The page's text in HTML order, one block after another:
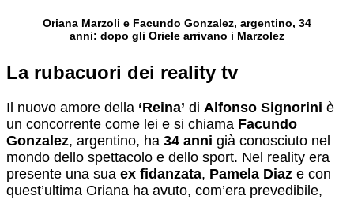
Oriana Marzoli e Facundo Gonzalez, argentino, 34
anni: dopo gli Oriele arrivano i Marzolez
La rubacuori dei reality tv
Il nuovo amore della ‘Reina’ di Alfonso Signorini è
un concorrente come lei e si chiama Facundo
Gonzalez, argentino, ha 34 anni già conosciuto nel
mondo dello spettacolo e dello sport. Nel reality era
presente una sua ex fidanzata, Pamela Diaz e con
quest’ultima Oriana ha avuto, com’era prevedibile,